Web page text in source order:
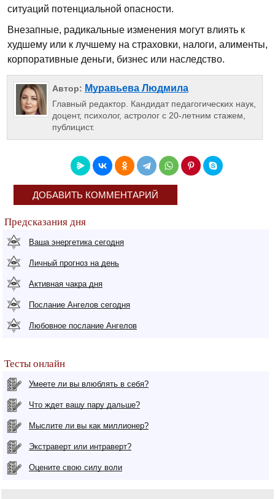
ситуаций потенциальной опасности.
Внезапные, радикальные изменения могут влиять к
худшему или к лучшему на страховки, налоги, алименты,
корпоративные деньги, бизнес или наследство.
Автор: Муравьева Людмила
Главный редактор. Кандидат педагогических наук,
доцент, психолог, астролог с 20-летним стажем,
публицист.
ДОБАВИТЬ КОММЕНТАРИЙ
Предсказания дня
Ваша энергетика сегодня
Личный прогноз на день
Активная чакра дня
Послание Ангелов сегодня
Любовное послание Ангелов
Тесты онлайн
Умеете ли вы влюблять в себя?
Что ждет вашу пару дальше?
Мыслите ли вы как миллионер?
Экстраверт или интраверт?
Оцените свою силу воли